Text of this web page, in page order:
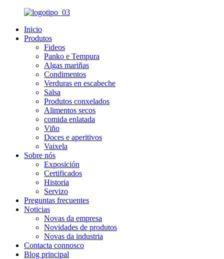
Inicio
Produtos
Fideos
Panko e Tempura
Algas mariñas
Condimentos
Verduras en escabeche
Salsa
Produtos conxelados
Alimentos secos
comida enlatada
Viño
Doces e aperitivos
Vaixela
Sobre nós
Exposición
Certificados
Historia
Servizo
Preguntas frecuentes
Noticias
Novas da empresa
Novidades de produtos
Novas da industria
Contacta connosco
Blog principal